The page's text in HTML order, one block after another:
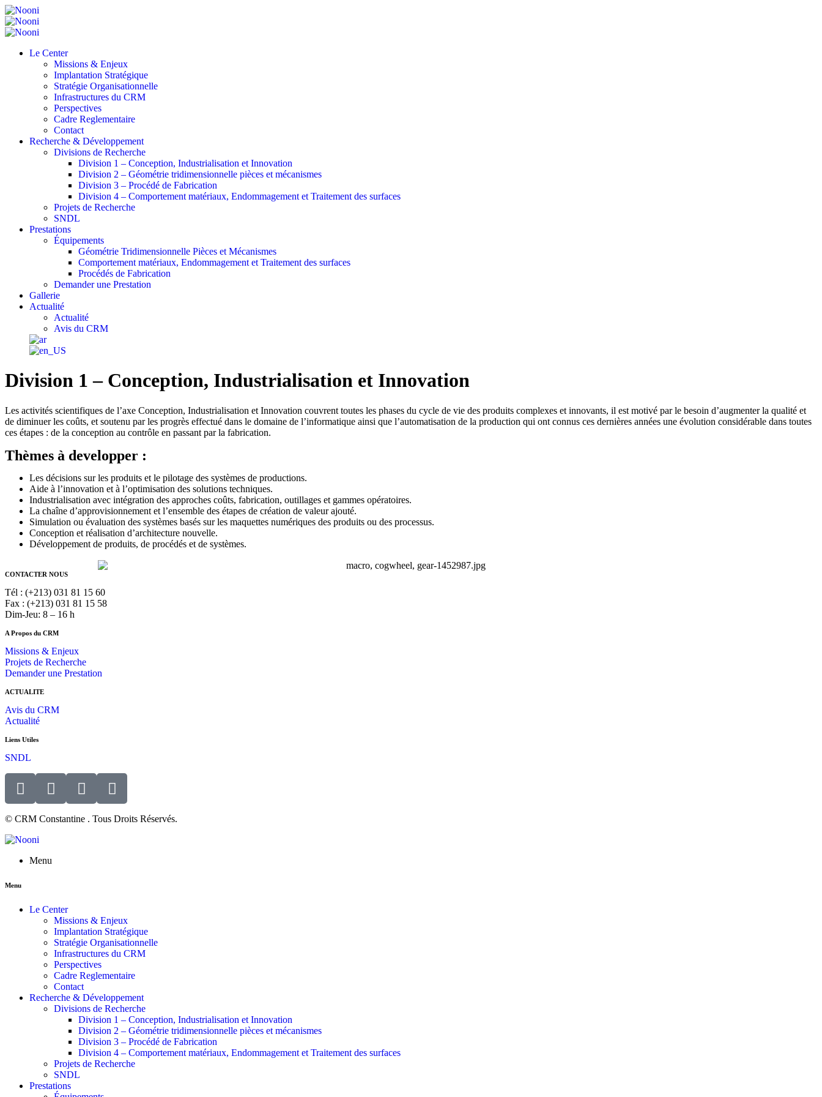
Le Center
Missions & Enjeux
Implantation Stratégique
Stratégie Organisationnelle
Infrastructures du CRM
Perspectives
Cadre Reglementaire
Contact
Recherche & Développement
Divisions de Recherche
Division 1 – Conception, Industrialisation et Innovation
Division 2 – Géométrie tridimensionnelle pièces et mécanismes
Division 3 – Procédé de Fabrication
Division 4 – Comportement matériaux, Endommagement et Traitement des surfaces
Projets de Recherche
SNDL
Prestations
Équipements
Géométrie Tridimensionnelle Pièces et Mécanismes
Comportement matériaux, Endommagement et Traitement des surfaces
Procédés de Fabrication
Demander une Prestation
Gallerie
Actualité
Actualité
Avis du CRM
Division 1 – Conception, Industrialisation et Innovation
Les activités scientifiques de l’axe Conception, Industrialisation et Innovation couvrent toutes les phases du cycle de vie des produits complexes et innovants, il est motivé par le besoin d’augmenter la qualité et
de diminuer les coûts, et soutenu par les progrès effectué dans le domaine de l’informatique ainsi que l’automatisation de la production qui ont connus ces dernières années une évolution considérable dans toutes
ces étapes : de la conception au contrôle en passant par la fabrication.
Thèmes à developper :
Les décisions sur les produits et le pilotage des systèmes de productions.
Aide à l’innovation et à l’optimisation des solutions techniques.
Industrialisation avec intégration des approches coûts, fabrication, outillages et gammes opératoires.
La chaîne d’approvisionnement et l’ensemble des étapes de création de valeur ajouté.
Simulation ou évaluation des systèmes basés sur les maquettes numériques des produits ou des processus.
Conception et réalisation d’architecture nouvelle.
Développement de produits, de procédés et de systèmes.
CONTACTER NOUS
Tél : (+213) 031 81 15 60
Fax : (+213) 031 81 15 58
Dim-Jeu: 8 – 16 h
A Propos du CRM
Missions & Enjeux
Projets de Recherche
Demander une Prestation
ACTUALITE
Avis du CRM
Actualité
Liens Utiles
SNDL
© CRM Constantine . Tous Droits Réservés.
Menu
Menu
Le Center
Missions & Enjeux
Implantation Stratégique
Stratégie Organisationnelle
Infrastructures du CRM
Perspectives
Cadre Reglementaire
Contact
Recherche & Développement
Divisions de Recherche
Division 1 – Conception, Industrialisation et Innovation
Division 2 – Géométrie tridimensionnelle pièces et mécanismes
Division 3 – Procédé de Fabrication
Division 4 – Comportement matériaux, Endommagement et Traitement des surfaces
Projets de Recherche
SNDL
Prestations